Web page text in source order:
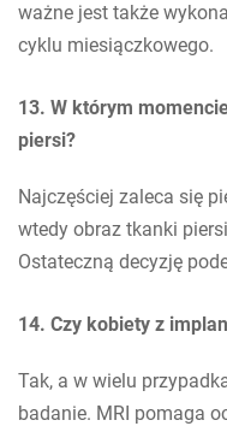
ważne jest także
cyklu miesiączkowego.
13. W którym
piersi?
Najczęściej zaleca się
wtedy obraz tkanki
Ostateczną decyzję
14. Czy kobiety z
Tak, a w wielu
badanie. MRI pomaga